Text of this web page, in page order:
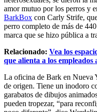
amor mutuo por los perros y
BarkBox con Carly Strife,
perro completo de más de
marca que se hizo pública a
Relacionado: Vea los
que alienta a los empleados
La oficina de Bark en Nueva
de origen. Tiene un inodoro
garabatos de dibujos
pueden tropezar, “para